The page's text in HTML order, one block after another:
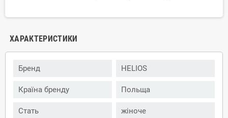
ХАРАКТЕРИСТИКИ
Бренд HELIOS
Країна бренду Польща
Стать жіноче